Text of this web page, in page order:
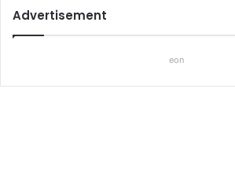
Advertisement
eon